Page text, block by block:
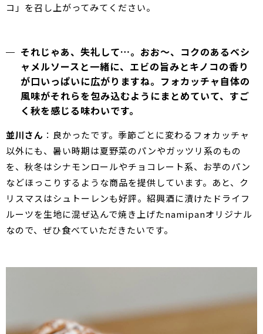
コ」を召し上がってみてください。
それじゃあ、失礼して…。おお～、コクのあるベシ
ャメルソースと一緒に、エビの旨みとキノコの香り
が口いっぱいに広がりますね。フォカッチャ自体の
風味がそれらを包み込むようにまとめていて、すご
く秋を感じる味わいです。
並川さん ：良かったです。季節ごとに変わるフォカッチャ
以外にも、暑い時期は夏野菜のパンやガッツリ系のもの
を、秋冬はシナモンロールやチョコレート系、お芋のパン
などほっこりするような商品を提供しています。あと、ク
リスマスはシュトーレンも好評。紹興酒に漬けたドライフ
ルーツを生地に混ぜ込んで焼き上げたnamipanオリジナル
なので、ぜひ食べていただきたいです。